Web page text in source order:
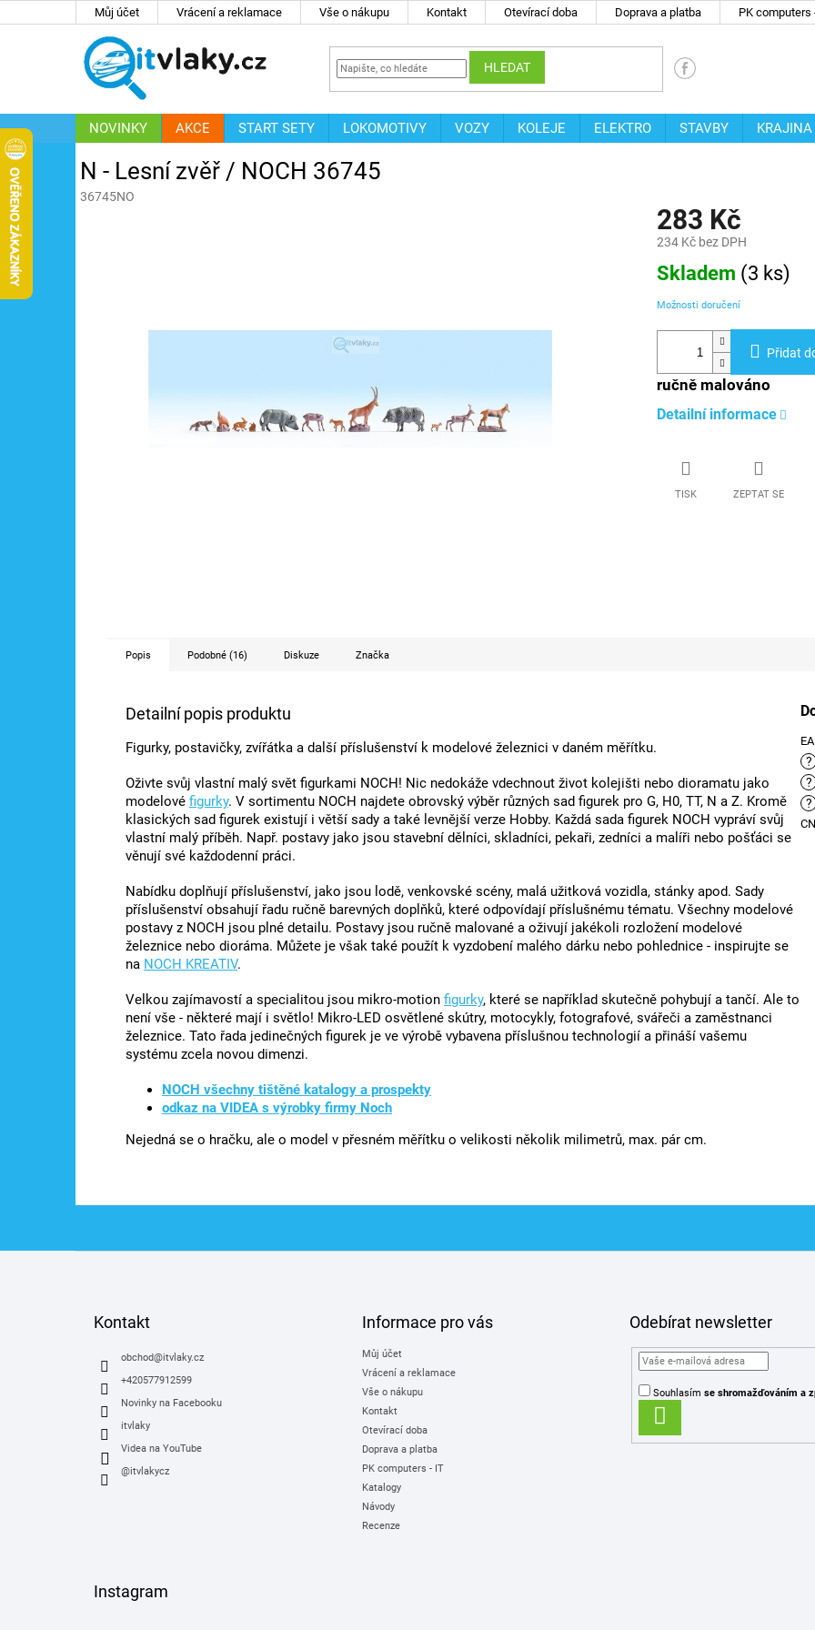
Můj účet Vrácení a reklamace Vše o nákupu Kontakt Otevírací doba Doprava a platba PK computers
HLEDAT
NOVINKY AKCE START SETY LOKOMOTIVY VOZY KOLEJE ELEKTRO STAVBY KRAJINA
ZNAČKY
N - Lesní zvěř / NOCH 36745
36745NO
283 Kč
234 Kč bez DPH
Měrná
cena:
Skladem (3 ks)
Možnosti doručení
Přidat
ručně malováno
Detailní informace
TISK ZEPTAT SE
Popis Podobné (16) Diskuze Značka
Detailní popis produktu
Figurky, postavičky, zvířátka a další příslušenství k modelové železnici v daném měřítku.
Oživte svůj vlastní malý svět figurkami NOCH! Nic nedokáže vdechnout život kolejišti nebo dioramatu jako
modelové figurky. V sortimentu NOCH najdete obrovský výběr různých sad figurek pro G, H0, TT, N a Z. Kromě
klasických sad figurek existují i ​​větší sady a také levnější verze Hobby. Každá sada figurek NOCH vypráví svůj
vlastní malý příběh. Např. postavy jako jsou stavební dělníci, skladníci, pekaři, zedníci a malíři nebo pošťáci se
věnují své každodenní práci.
Nabídku doplňují příslušenství, jako jsou lodě, venkovské scény, malá užitková vozidla, stánky apod. Sady
příslušenství obsahují řadu ručně barevných doplňků, které odpovídají příslušnému tématu. Všechny modelové
postavy z NOCH jsou plné detailu. Postavy jsou ručně malované a oživují jakékoli rozložení modelové
železnice nebo dioráma. Můžete je však také použít k vyzdobení malého dárku nebo pohlednice - inspirujte se
na NOCH KREATIV.
Velkou zajímavostí a specialitou jsou mikro-motion figurky, které se například skutečně pohybují a tančí. Ale to
není vše - některé mají i světlo! Mikro-LED osvětlené skútry, motocykly, fotografové, svářeči a zaměstnanci
železnice. Tato řada jedinečných figurek je ve výrobě vybavena příslušnou technologií a přináší vašemu
systému zcela novou dimenzi.
NOCH všechny tištěné katalogy a prospekty
odkaz na VIDEA s výrobky firmy Noch
Nejedná se o hračku, ale o model v přesném měřítku o velikosti několik milimetrů, max. pár cm.
?
?
?
CN
Kontakt
obchod@itvlaky.cz
+420577912599
Novinky na Facebooku
itvlaky
Videa na YouTube
@itvlakycz
Informace pro vás
Můj účet
Vrácení a reklamace
Vše o nákupu
Kontakt
Otevírací doba
Doprava a platba
PK computers - IT
Katalogy
Návody
Recenze
Odebírat newsletter
Souhlasím se shromažďováním a
SE
Instagram